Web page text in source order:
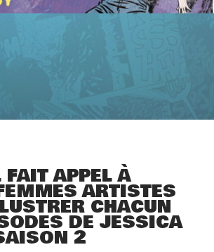
APPEL À
ARTISTES
CHACUN
DE JESSICA
2